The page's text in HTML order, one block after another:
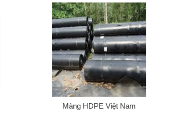
Màng HDPE Việt Nam